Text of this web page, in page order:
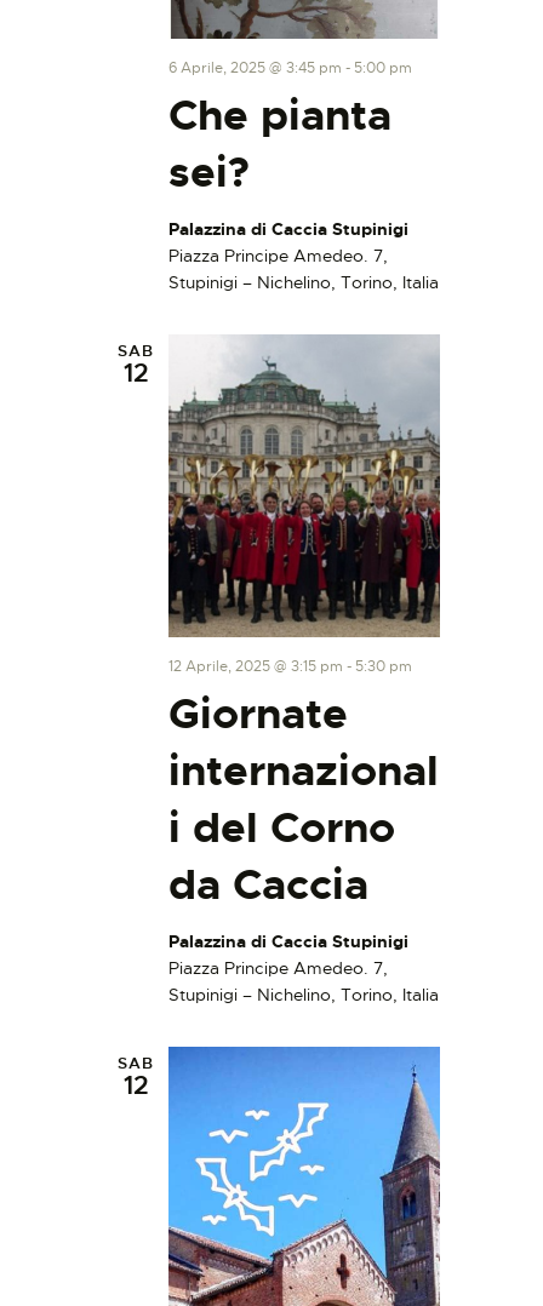
Che pianta
sei?
6 Aprile, 2025 @ 3:45 pm - 5:00 pm
Palazzina di Caccia Stupinigi
Piazza Principe Amedeo. 7,
Stupinigi – Nichelino, Torino, Italia
SAB
12
Giornate
internazional
i del Corno
da Caccia
12 Aprile, 2025 @ 3:15 pm - 5:30 pm
Palazzina di Caccia Stupinigi
Piazza Principe Amedeo. 7,
Stupinigi – Nichelino, Torino, Italia
SAB
12